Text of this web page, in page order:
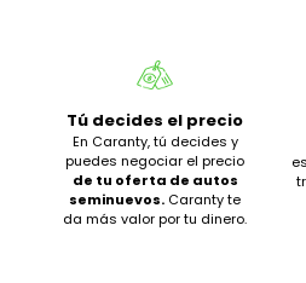
Tú decides el precio
En Caranty, tú decides y
puedes negociar el precio
de tu oferta de autos
seminuevos. Caranty te
da más valor por tu dinero.